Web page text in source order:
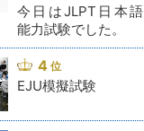
今日はJLPT日本語
能力試験でした。
EJU模擬試験